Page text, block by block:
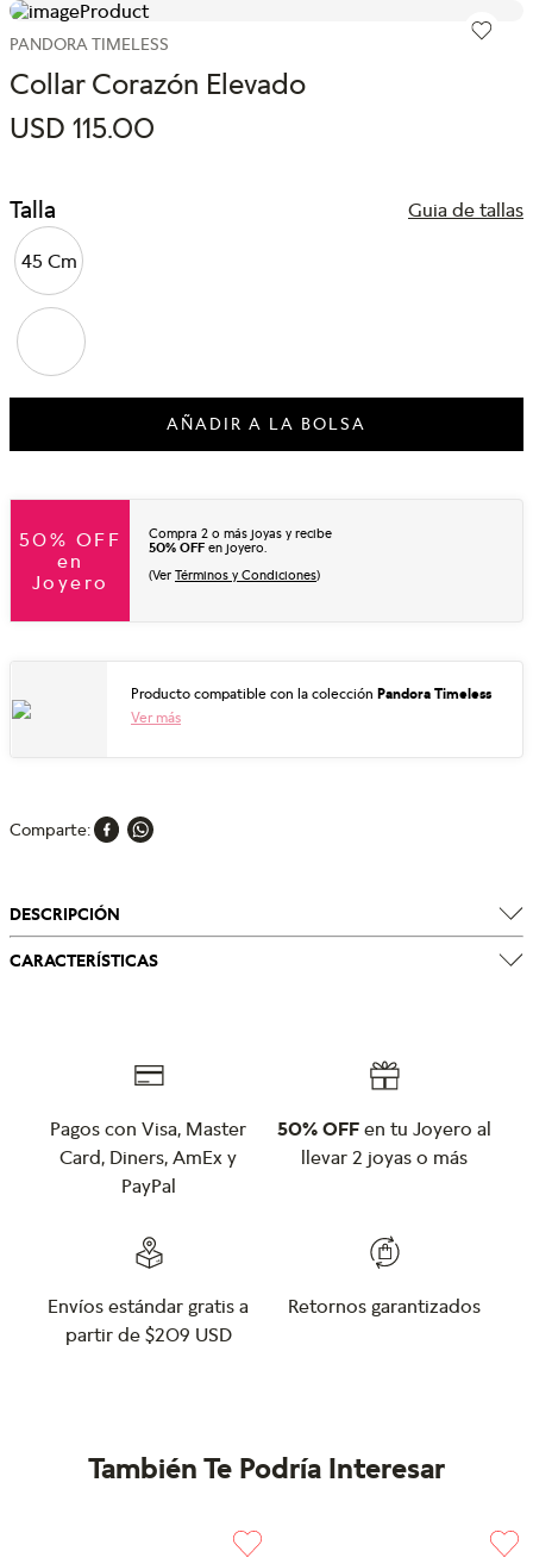
PANDORA TIMELESS
Collar Corazón Elevado
USD 115.00
Talla Guia de tallas
45 Cm
AÑADIR A LA BOLSA
50% OFF
en
Joyero
Compra 2 o más joyas y recibe
50% OFF en joyero.
(Ver Términos y Condiciones)
Producto compatible con la colección Pandora Timeless
Ver más
Comparte
DESCRIPCIÓN
CARACTERÍSTICAS
Pagos con Visa, Master
Card, Diners, AmEx y
PayPal
50% OFF en tu Joyero al
llevar 2 joyas o más
Envíos estándar gratis a
partir de $209 USD
Retornos garantizados
También Te Podría Interesar